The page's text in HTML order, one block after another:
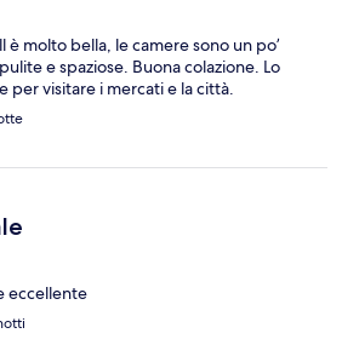
è molto bella, le camere sono un po’
e spaziose. Buona colazione. Lo
per visitare i mercati e la città.
eccellente